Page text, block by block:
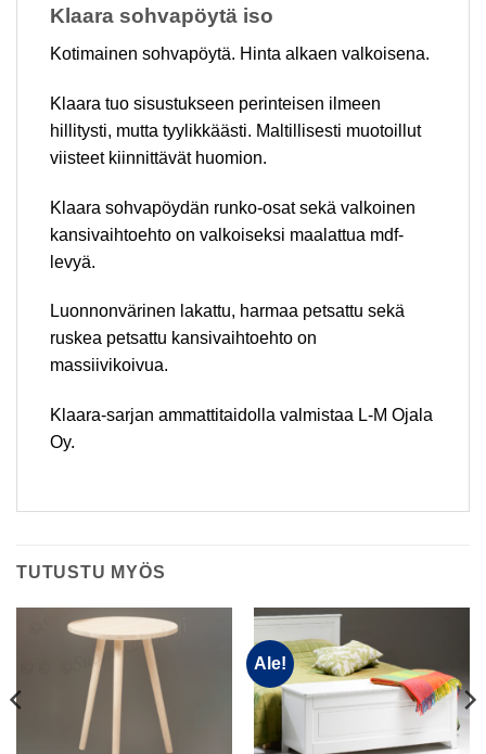
Klaara sohvapöytä iso
Kotimainen sohvapöytä. Hinta alkaen valkoisena.
Klaara tuo sisustukseen perinteisen ilmeen
hillitysti, mutta tyylikkäästi. Maltillisesti muotoillut
viisteet kiinnittävät huomion.
Klaara sohvapöydän runko-osat sekä valkoinen
kansivaihtoehto on valkoiseksi maalattua mdf-
levyä.
Luonnonvärinen lakattu, harmaa petsattu sekä
ruskea petsattu kansivaihtoehto on
massiivikoivua.
Klaara-sarjan ammattitaidolla valmistaa L-M Ojala
Oy.
TUTUSTU MYÖS
Ale!